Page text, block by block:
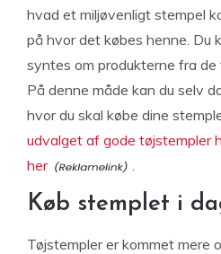
hvad et miljøvenligt stempel
på hvor det købes henne. Du
syntes om produkterne fra de
På denne måde kan du selv
hvor du skal købe dine
udvalget af gode tøjstempler
her
.
Køb stemplet i
Tøjstempler er kommet mere